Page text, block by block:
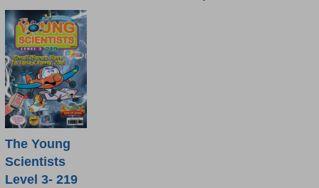
The Young
Scientists
Level 3- 219